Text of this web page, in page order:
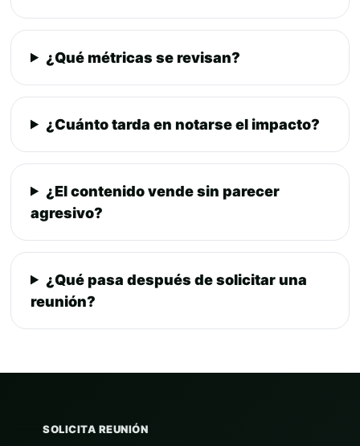
¿Qué métricas se revisan?
¿Cuánto tarda en notarse el impacto?
¿El contenido vende sin parecer
agresivo?
¿Qué pasa después de solicitar una
reunión?
SOLICITA REUNIÓN